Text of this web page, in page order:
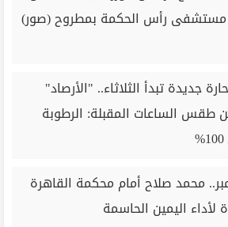
مستشفى رأس الحكمة بمطروح (صور)
جديدة تبدأ الثلاثاء.. "الأرصاد"
طقس الساعات المقبلة: الرطوبة
محمد صلاح أمام محكمة القاهرة
لأداء اليمين الحاسمة